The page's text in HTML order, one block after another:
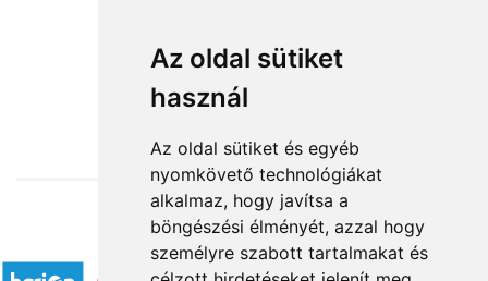
Az oldal sütiket
használ
Az oldal sütiket és egyéb
nyomkövető technológiákat
alkalmaz, hogy javítsa a
böngészési élményét, azzal hogy
személyre szabott tartalmakat és
from HUF17,280
Accepted payment methods